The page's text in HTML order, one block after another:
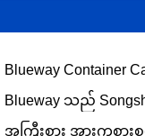
Blueway Container
အကာအရံများအတွက်
Blueway သည်
ပြီးပြည့်စုံသော ပွဲစဉ်ဖ
အကြီးစား အားကစား